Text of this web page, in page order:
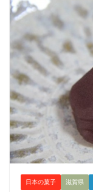
日本の菓子 滋賀県